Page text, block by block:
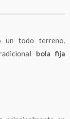
un todo terreno,
bola fija